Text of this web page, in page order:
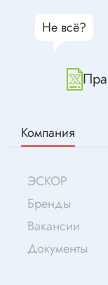
Не всё?
Компания
ЭСКОР
Бренды
Вакансии
Документы